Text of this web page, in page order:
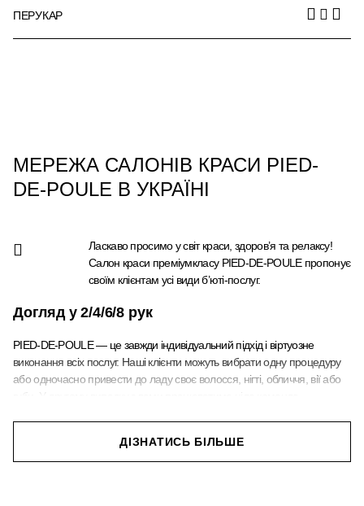
ПЕРУКАР
МЕРЕЖА САЛОНІВ КРАСИ PIED-
DE-POULE В УКРАЇНІ
Ласкаво просимо у світ краси, здоров’я та релаксу!
Салон краси преміумкласу PIED-DE-POULE пропонує
своїм клієнтам усі види б’юті-послуг.
Догляд у 2/4/6/8 рук
PIED-DE-POULE — це завжди індивідуальний підхід і віртуозне
виконання всіх послуг. Наші клієнти можуть вибрати одну процедуру
або одночасно привести до ладу своє волосся, нігті, обличчя, вії або
можете зробити чудову укладку, бездоганний манікюр та макіяж для
ділового чи романтичного образу.
ДІЗНАТИСЬ БІЛЬШЕ